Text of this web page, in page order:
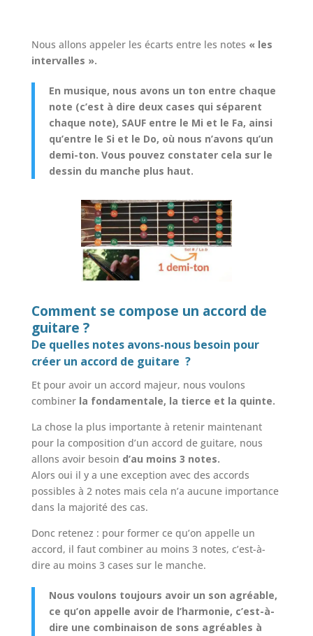
Nous allons appeler les écarts entre les notes « les
intervalles ».
En musique, nous avons un ton entre chaque
note (c’est à dire deux cases qui séparent
chaque note), SAUF entre le Mi et le Fa, ainsi
qu’entre le Si et le Do, où nous n’avons qu’un
demi-ton. Vous pouvez constater cela sur le
dessin du manche plus haut.
Comment se compose un accord de
guitare ?
De quelles notes avons-nous besoin pour
créer un accord de guitare ?
Et pour avoir un accord majeur, nous voulons
combiner la fondamentale, la tierce et la quinte.
La chose la plus importante à retenir maintenant
pour la composition d’un accord de guitare, nous
allons avoir besoin d’au moins 3 notes.
Alors oui il y a une exception avec des accords
possibles à 2 notes mais cela n’a aucune importance
dans la majorité des cas.
Donc retenez : pour former ce qu’on appelle un
accord, il faut combiner au moins 3 notes, c’est-à-
dire au moins 3 cases sur le manche.
Nous voulons toujours avoir un son agréable,
ce qu’on appelle avoir de l’harmonie, c’est-à-
dire une combinaison de sons agréables à